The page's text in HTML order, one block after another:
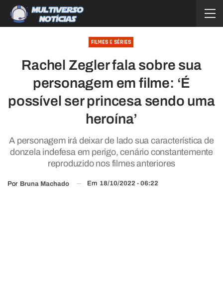
FILMES E SÉRIES
Rachel Zegler fala sobre sua
personagem em filme: ‘É
possível ser princesa sendo uma
heroína’
A personagem irá deixar de lado sua característica de
donzela indefesa em perigo, cenário constantemente
reproduzido nos filmes anteriores
Por Bruna Machado Em 18/10/2022 - 06:22